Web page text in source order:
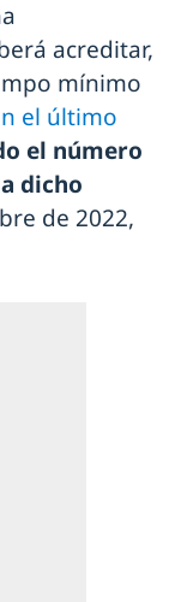
acreditar,
mínimo
el último
el número
dicho
de 2022,